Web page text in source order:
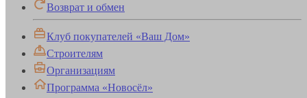
Возврат и обмен
Клуб покупателей «Ваш Дом»
Строителям
Организациям
Программа «Новосёл»